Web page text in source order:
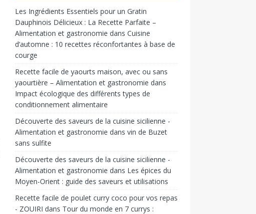
Les Ingrédients Essentiels pour un Gratin
Dauphinois Délicieux : La Recette Parfaite –
Alimentation et gastronomie dans Cuisine
d’automne : 10 recettes réconfortantes à base de
courge
Recette facile de yaourts maison, avec ou sans
yaourtière – Alimentation et gastronomie dans
Impact écologique des différents types de
conditionnement alimentaire
Découverte des saveurs de la cuisine sicilienne -
Alimentation et gastronomie dans vin de Buzet
sans sulfite
Découverte des saveurs de la cuisine sicilienne -
Alimentation et gastronomie dans Les épices du
Moyen-Orient : guide des saveurs et utilisations
Recette facile de poulet curry coco pour vos repas
- ZOUIRI dans Tour du monde en 7 currys :